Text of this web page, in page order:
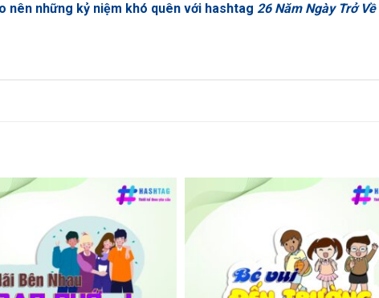
nên những kỷ niệm khó quên với hashtag 26 Năm Ngày Trở Về